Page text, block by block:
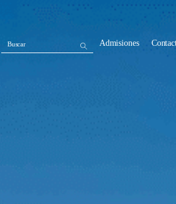
Buscar Admisiones